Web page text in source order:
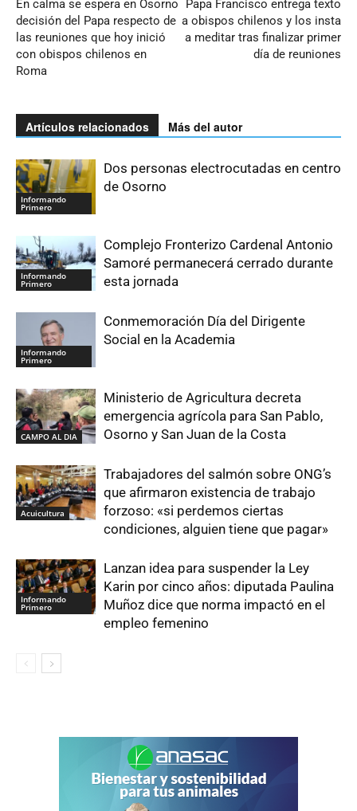
En calma se espera en Osorno
decisión del Papa respecto de
las reuniones que hoy inició
con obispos chilenos en
Roma
Papa Francisco entrega texto
a obispos chilenos y los insta
a meditar tras finalizar primer
día de reuniones
Artículos relacionados Más del autor
Informando
Primero
Dos personas electrocutadas en centro
de Osorno
Informando
Primero
Complejo Fronterizo Cardenal Antonio
Samoré permanecerá cerrado durante
esta jornada
Informando
Primero
Conmemoración Día del Dirigente
Social en la Academia
CAMPO AL DIA
Ministerio de Agricultura decreta
emergencia agrícola para San Pablo,
Osorno y San Juan de la Costa
Acuicultura
Trabajadores del salmón sobre ONG’s
que afirmaron existencia de trabajo
forzoso: «si perdemos ciertas
condiciones, alguien tiene que pagar»
Informando
Primero
Lanzan idea para suspender la Ley
Karin por cinco años: diputada Paulina
Muñoz dice que norma impactó en el
empleo femenino